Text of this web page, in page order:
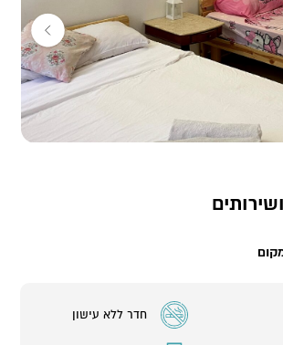
חדר ללא עישון